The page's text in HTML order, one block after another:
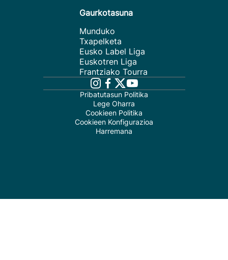
Gaurkotasuna
Munduko
Txapelketa
Eusko Label Liga
Euskotren Liga
Frantziako Tourra
Pribatutasun Politika
Lege Oharra
Cookieen Politika
Cookieen Konfigurazioa
Harremana